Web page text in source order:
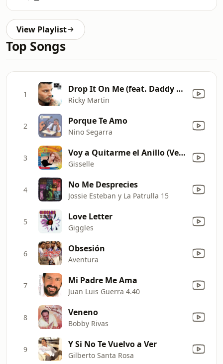
View Playlist
Top Songs
1 Drop It On Me (feat. Daddy Yankee & Taboo)
Ricky Martin
2 Porque Te Amo
Nino Segarra
3 Voy a Quitarme el Anillo (Versión Merengue)
Gisselle
4 No Me Desprecies
Jossie Esteban y La Patrulla 15
5 Love Letter
Giggles
6 Obsesión
Aventura
7 Mi Padre Me Ama
Juan Luis Guerra 4.40
8 Veneno
Bobby Rivas
9 Y Si No Te Vuelvo a Ver
Gilberto Santa Rosa